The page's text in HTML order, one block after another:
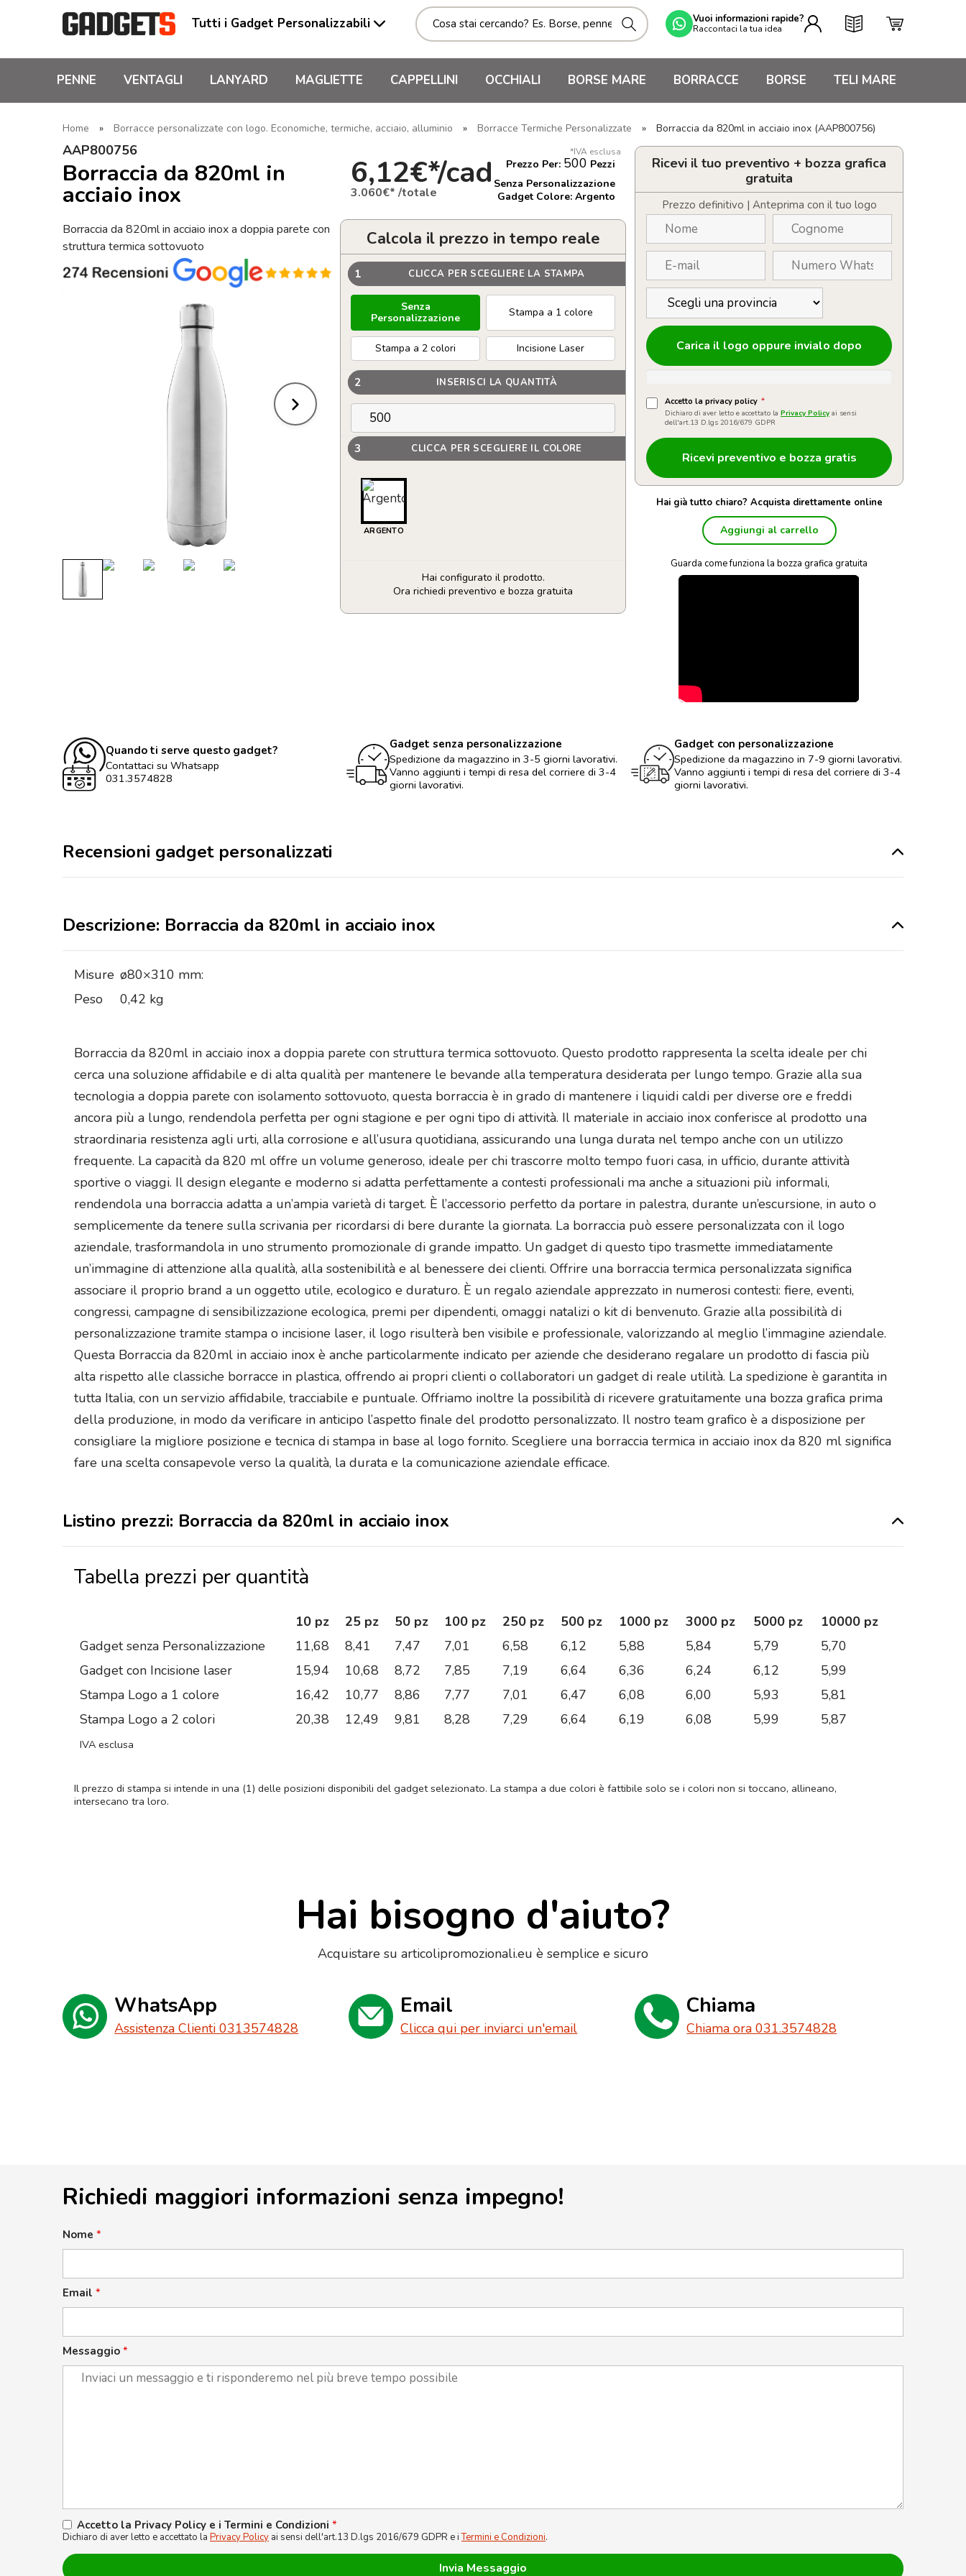
Tutti i Gadget Personalizzabili Vuoi informazioni rapide?
Raccontaci la tua idea
PENNE VENTAGLI LANYARD MAGLIETTE CAPPELLINI OCCHIALI BORSE MARE BORRACCE BORSE TELI MARE
Home » Borracce personalizzate con logo. Economiche, termiche, acciaio, alluminio » Borracce Termiche Personalizzate » Borraccia da 820ml in acciaio inox (AAP800756)
AAP800756
Borraccia da 820ml in
acciaio inox
Borraccia da 820ml in acciaio inox a doppia parete con
struttura termica sottovuoto
*IVA esclusa
6,12€*/cad
3.060€* /totale
Prezzo Per: 500 Pezzi
Senza Personalizzazione
Gadget Colore: Argento
Calcola il prezzo in tempo reale
1 CLICCA PER SCEGLIERE LA STAMPA
Senza
Personalizzazione
Stampa a 1 colore
Stampa a 2 colori Incisione Laser
2 INSERISCI LA QUANTITÀ
3 CLICCA PER SCEGLIERE IL COLORE
ARGENTO
Hai configurato il prodotto.
Ora richiedi preventivo e bozza gratuita
Borraccia
Ricevi il tuo preventivo + bozza grafica
gratuita
Prezzo definitivo | Anteprima con il tuo logo
Carica il logo oppure invialo dopo
Accetto la privacy policy *
Dichiaro di aver letto e accettato la Privacy Policy ai sensi
dell'art.13 D.lgs 2016/679 GDPR
Hai già tutto chiaro? Acquista direttamente online
Aggiungi al carrello
Guarda come funziona la bozza grafica gratuita
Quando ti serve questo gadget?
Contattaci su Whatsapp
031.3574828
Gadget senza personalizzazione
Spedizione da magazzino in 3-5 giorni lavorativi.
Vanno aggiunti i tempi di resa del corriere di 3-4
giorni lavorativi.
Gadget con personalizzazione
Spedizione da magazzino in 7-9 giorni lavorativi.
Vanno aggiunti i tempi di resa del corriere di 3-4
giorni lavorativi.
Recensioni gadget personalizzati
Descrizione: Borraccia da 820ml in acciaio inox
Misure ø80×310 mm:
Peso
0,42 kg
Borraccia da 820ml in acciaio inox a doppia parete con struttura termica sottovuoto. Questo prodotto rappresenta la scelta ideale per chi
cerca una soluzione affidabile e di alta qualità per mantenere le bevande alla temperatura desiderata per lungo tempo. Grazie alla sua
tecnologia a doppia parete con isolamento sottovuoto, questa borraccia è in grado di mantenere i liquidi caldi per diverse ore e freddi
ancora più a lungo, rendendola perfetta per ogni stagione e per ogni tipo di attività. Il materiale in acciaio inox conferisce al prodotto una
straordinaria resistenza agli urti, alla corrosione e all’usura quotidiana, assicurando una lunga durata nel tempo anche con un utilizzo
frequente. La capacità da 820 ml offre un volume generoso, ideale per chi trascorre molto tempo fuori casa, in ufficio, durante attività
sportive o viaggi. Il design elegante e moderno si adatta perfettamente a contesti professionali ma anche a situazioni più informali,
rendendola una borraccia adatta a un’ampia varietà di target. È l’accessorio perfetto da portare in palestra, durante un’escursione, in auto o
semplicemente da tenere sulla scrivania per ricordarsi di bere durante la giornata. La borraccia può essere personalizzata con il logo
aziendale, trasformandola in uno strumento promozionale di grande impatto. Un gadget di questo tipo trasmette immediatamente
un’immagine di attenzione alla qualità, alla sostenibilità e al benessere dei clienti. Offrire una borraccia termica personalizzata significa
associare il proprio brand a un oggetto utile, ecologico e duraturo. È un regalo aziendale apprezzato in numerosi contesti: fiere, eventi,
congressi, campagne di sensibilizzazione ecologica, premi per dipendenti, omaggi natalizi o kit di benvenuto. Grazie alla possibilità di
personalizzazione tramite stampa o incisione laser, il logo risulterà ben visibile e professionale, valorizzando al meglio l’immagine aziendale.
Questa Borraccia da 820ml in acciaio inox è anche particolarmente indicato per aziende che desiderano regalare un prodotto di fascia più
alta rispetto alle classiche borracce in plastica, offrendo ai propri clienti o collaboratori un gadget di reale utilità. La spedizione è garantita in
tutta Italia, con un servizio affidabile, tracciabile e puntuale. Offriamo inoltre la possibilità di ricevere gratuitamente una bozza grafica prima
della produzione, in modo da verificare in anticipo l’aspetto finale del prodotto personalizzato. Il nostro team grafico è a disposizione per
consigliare la migliore posizione e tecnica di stampa in base al logo fornito. Scegliere una borraccia termica in acciaio inox da 820 ml significa
fare una scelta consapevole verso la qualità, la durata e la comunicazione aziendale efficace.
Listino prezzi: Borraccia da 820ml in acciaio inox
Tabella prezzi per quantità
10 pz 25 pz 50 pz 100 pz 250 pz 500 pz 1000 pz 3000 pz 5000 pz
10000 pz
Gadget senza Personalizzazione
11,68 8,41 7,47 7,01 6,58 6,12 5,88 5,84 5,79
5,70
Gadget con Incisione laser
15,94 10,68 8,72 7,85 7,19 6,64 6,36 6,24 6,12
5,99
Stampa Logo a 1 colore
16,42 10,77 8,86 7,77 7,01 6,47 6,08 6,00 5,93
5,81
Stampa Logo a 2 colori
20,38 12,49 9,81 8,28 7,29 6,64 6,19 6,08 5,99 5,87
IVA esclusa
Il prezzo di stampa si intende in una (1) delle posizioni disponibili del gadget selezionato. La stampa a due colori è fattibile solo se i colori non si toccano, allineano,
intersecano tra loro.
Hai bisogno d'aiuto?
Acquistare su articolipromozionali.eu è semplice e sicuro
WhatsApp
Assistenza Clienti 0313574828
Email
Clicca qui per inviarci un'email
Chiama
Chiama ora 031.3574828
Richiedi maggiori informazioni senza impegno!
Nome *
Email *
Messaggio *
Accetto la Privacy Policy e i Termini e Condizioni *
Dichiaro di aver letto e accettato la Privacy Policy ai sensi dell'art.13 D.lgs 2016/679 GDPR e iTermini e Condizioni.